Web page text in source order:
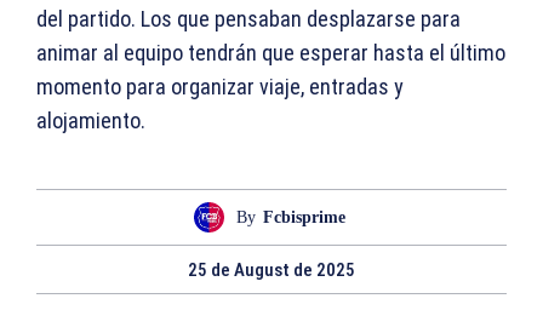
del partido. Los que pensaban desplazarse para
animar al equipo tendrán que esperar hasta el último
momento para organizar viaje, entradas y
alojamiento.
By Fcbisprime
25 de August de 2025